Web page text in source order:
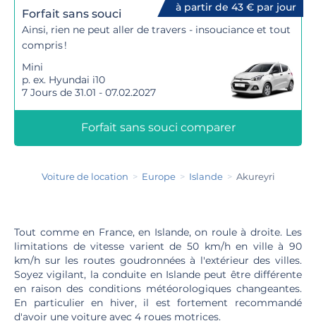
à partir de 43 € par jour
Forfait sans souci
Ainsi, rien ne peut aller de travers - insouciance et tout
compris !
Mini
p. ex. Hyundai i10
7 Jours de 31.01 - 07.02.2027
Forfait sans souci comparer
Voiture de location Europe Islande Akureyri
Tout comme en France, en Islande, on roule à droite. Les
limitations de vitesse varient de 50 km/h en ville à 90
km/h sur les routes goudronnées à l'extérieur des villes.
Soyez vigilant, la conduite en Islande peut être différente
en raison des conditions météorologiques changeantes.
En particulier en hiver, il est fortement recommandé
d'avoir une voiture avec 4 roues motrices.